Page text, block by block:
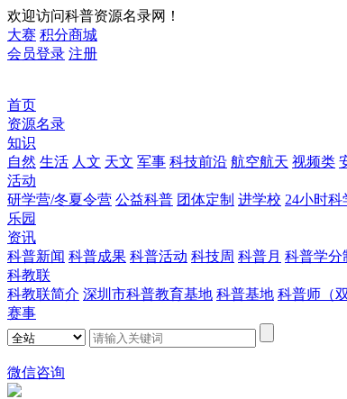
欢迎访问科普资源名录网！
大赛 积分商城
会员登录 注册
首页
资源名录
知识
自然 生活 人文 天文 军事 科技前沿 航空航天 视频类
活动
研学营/冬夏令营 公益科普 团体定制 进学校 24小时科
乐园
资讯
科普新闻 科普成果 科普活动 科技周 科普月 科普学分
科教联
科教联简介 深圳市科普教育基地 科普基地 科普师（
赛事
微信咨询